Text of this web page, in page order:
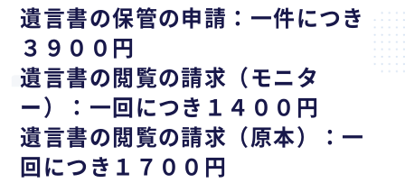
遺言書の保管の申請：一件につき
３９００円
遺言書の閲覧の請求（モニタ
ー）：一回につき１４００円
遺言書の閲覧の請求（原本）：一
回につき１７００円